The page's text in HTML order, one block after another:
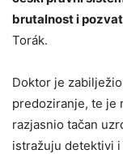
brutalnost i
Torák.
Doktor je
predoziranje, te je
razjasnio tačan
istražuju detektivi